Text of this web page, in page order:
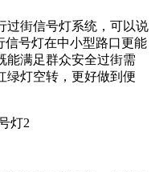
街信号灯系统，可以说
信号灯在中小型路口更能
能满足群众安全过街需
绿灯空转，更好做到便